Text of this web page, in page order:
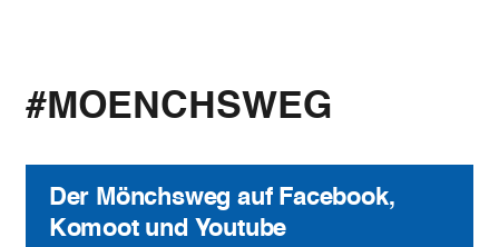
#MOENCHSWEG
Der Mönchsweg auf Facebook,
Komoot und Youtube